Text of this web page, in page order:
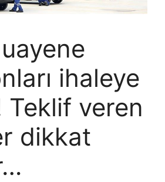
ihaleye
Teklif veren
dikkat